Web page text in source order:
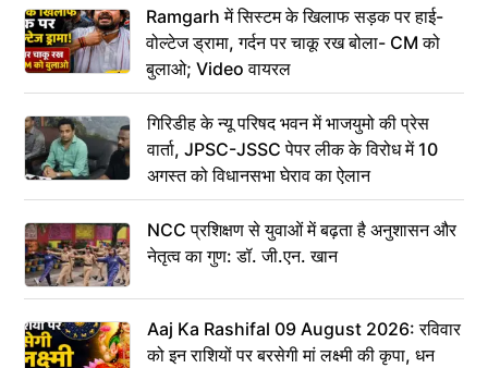
Ramgarh में सिस्टम के खिलाफ सड़क पर हाई-
वोल्टेज ड्रामा, गर्दन पर चाकू रख बोला- CM को
बुलाओ; Video वायरल
गिरिडीह के न्यू परिषद भवन में भाजयुमो की प्रेस
वार्ता, JPSC-JSSC पेपर लीक के विरोध में 10
अगस्त को विधानसभा घेराव का ऐलान
NCC प्रशिक्षण से युवाओं में बढ़ता है अनुशासन और
नेतृत्व का गुण: डॉ. जी.एन. खान
Aaj Ka Rashifal 09 August 2026: रविवार
को इन राशियों पर बरसेगी मां लक्ष्मी की कृपा, धन